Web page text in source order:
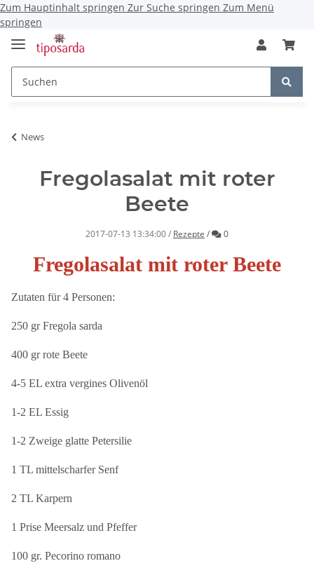
Zum Hauptinhalt springen Zur Suche springen Zum Menü
springen
News
Fregolasalat mit roter
Beete
2017-07-13 13:34:00/ Rezepte / Kommentare
0
Fregolasalat mit roter Beete
Zutaten für 4 Personen:
250 gr Fregola sarda
400 gr rote Beete
4-5 EL extra vergines Olivenöl
1-2 EL Essig
1-2 Zweige glatte Petersilie
1 TL mittelscharfer Senf
2 TL Karpern
1 Prise Meersalz und Pfeffer
100 gr. Pecorino romano